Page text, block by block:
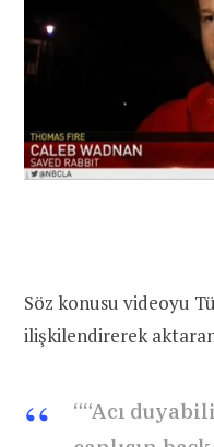
Söz konusu videoyu
ilişkilendirerek
““Acı